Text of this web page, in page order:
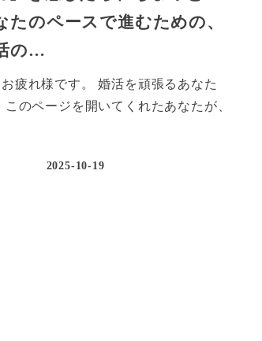
たのペースで進むための、
の…
疲れ様です。 婚活を頑張るあなた
のページを開いてくれたあなたが、
2025-10-19